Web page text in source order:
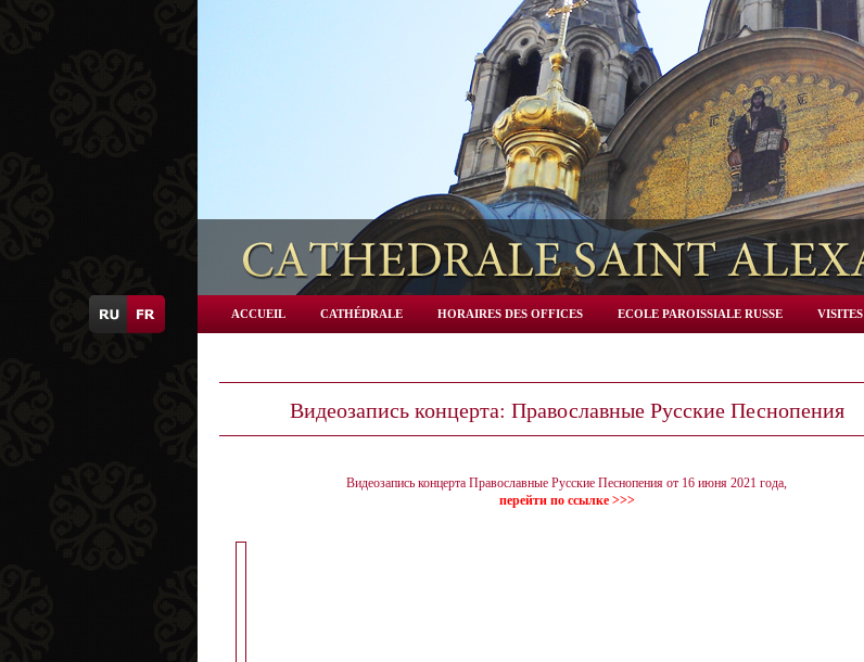
ACCUEIL CATHÉDRALE HORAIRES DES OFFICES ECOLE PAROISSIALE RUSSE VISITES
Видеозапись концерта: Православные Русские Песнопения
Видеозапись концерта Православные Русские Песнопения от 16 июня 2021 года,
перейти по ссылке >>>